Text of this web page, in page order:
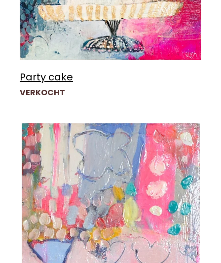
Party cake
VERKOCHT